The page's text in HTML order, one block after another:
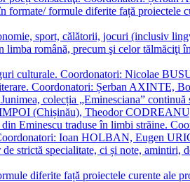
formate/ formule diferite față
sport, călătorii, jocuri (inclusiv
limba română, precum şi celor
culturale. Coordonatori: Nicolae
Coordonatori: Șerban AXINTE,
colecția „Eminesciana”
(Chișinău), Theodor
din Eminescu traduse în limbi străine.
Ioan HOLBAN, Eugen
strictă specialitate, ci și note,
diferite față proiectele curente